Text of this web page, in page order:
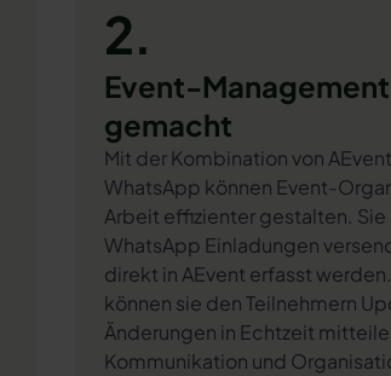
2.
Event-
gemacht
Mit der Kombination von
WhatsApp können Event-
Arbeit effizienter gestalten. Sie
WhatsApp Einladungen
direkt in AEvent erfasst
können sie den Teilnehmern
Änderungen in Echtzeit
Kommunikation und